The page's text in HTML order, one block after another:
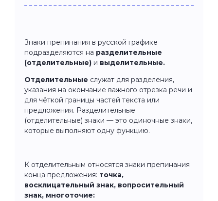
Знаки препинания в русской графике
подразделяются на разделительные
(отделительные) и выделительные.
Отделительные служат для разделения,
указания на окончание важного отрезка речи и
для чёткой границы частей текста или
предложения. Разделительные
(отделительные) знаки — это одиночные знаки,
которые выполняют одну функцию.
К отделительным относятся знаки препинания
конца предложения: точка,
восклицательный знак, вопросительный
знак, многоточие: